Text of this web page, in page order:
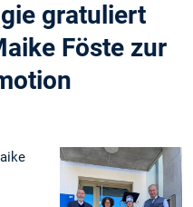
gratuliert
Föste zur